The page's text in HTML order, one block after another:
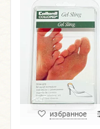
избранное